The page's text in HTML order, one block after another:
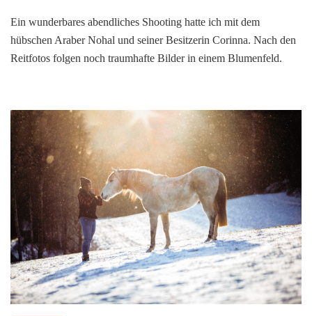
Ein wunderbares abendliches Shooting hatte ich mit dem
hübschen Araber Nohal und seiner Besitzerin Corinna. Nach den
Reitfotos folgen noch traumhafte Bilder in einem Blumenfeld.